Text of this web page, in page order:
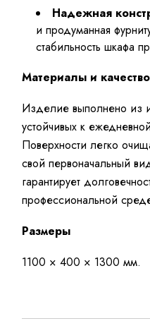
Надежная
и продуманная
стабильность шкафа
Материалы и качество
Изделие выполнено из
устойчивых к
Поверхности легко
свой первоначальный
гарантирует
профессиональной
Размеры
1100 × 400 × 1300 мм.